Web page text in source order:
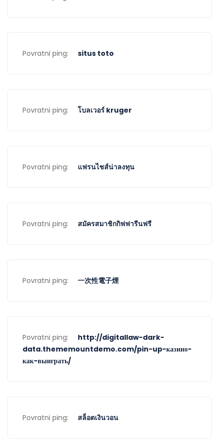
Povratni ping: situs toto
Povratni ping: โบลเวอร์ kruger
Povratni ping: แฟรนไชส์น่าลงทุน
Povratni ping: สมัครสมาชิกกิฟฟารีนฟรี
Povratni ping: 一次性電子煙
Povratni ping:
http://digitallaw-dark-
data.thememountdemo.com/pin-up-казино-
как-выиграть/
Povratni ping: สล็อตเงินวอน